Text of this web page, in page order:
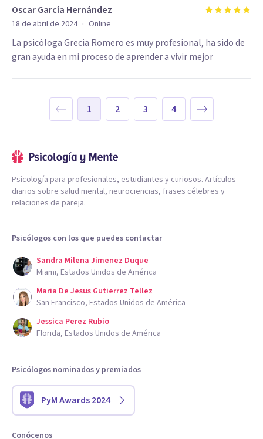
Oscar García Hernández
18 de abril de 2024 · Online
La psicóloga Grecia Romero es muy profesional, ha sido de
gran ayuda en mi proceso de aprender a vivir mejor
1 2 3 4
Psicología para profesionales, estudiantes y curiosos. Artículos
diarios sobre salud mental, neurociencias, frases célebres y
relaciones de pareja.
Psicólogos con los que puedes contactar
Sandra Milena Jimenez Duque
Miami, Estados Unidos de América
Maria De Jesus Gutierrez Tellez
San Francisco, Estados Unidos de América
Jessica Perez Rubio
Florida, Estados Unidos de América
Psicólogos nominados y premiados
PyM Awards 2024
Conócenos